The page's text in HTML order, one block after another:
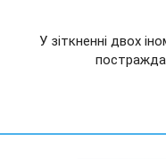
У зіткненні двох